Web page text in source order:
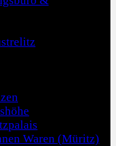
Waren (Müritz)